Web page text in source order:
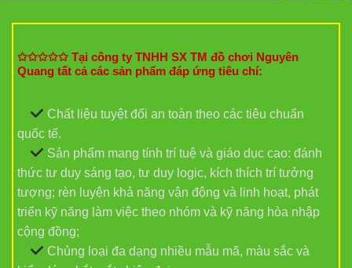
✩✩✩✩✩ Tại công ty TNHH SX TM đồ chơi Nguyên
Quang tất cả các sản phẩm đáp ứng tiêu chí:
Chất liệu tuyệt đối an toàn theo các tiêu chuẩn
quốc tế.
Sản phẩm mang tính trí tuệ và giáo dục cao: đánh
thức tư duy sáng tạo, tư duy logic, kích thích trí tưởng
tượng; rèn luyện khả năng vận động và linh hoạt, phát
triển kỹ năng làm việc theo nhóm và kỹ năng hòa nhập
cộng đồng;
Chủng loại đa dạng nhiều mẫu mã, màu sắc và